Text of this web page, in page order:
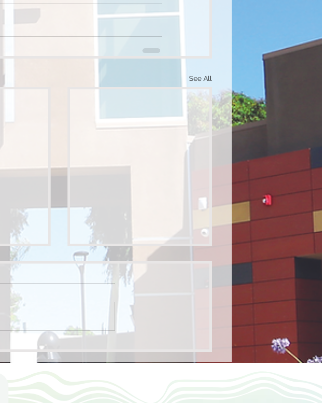
See All
與校
一生走正道，一路有主愛